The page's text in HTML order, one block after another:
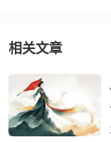
相关文章